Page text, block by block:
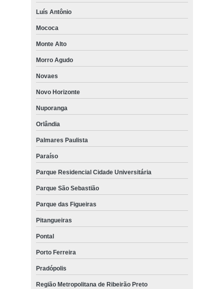
Luís Antônio
Mococa
Monte Alto
Morro Agudo
Novaes
Novo Horizonte
Nuporanga
Orlândia
Palmares Paulista
Paraíso
Parque Residencial Cidade Universitária
Parque São Sebastião
Parque das Figueiras
Pitangueiras
Pontal
Porto Ferreira
Pradópolis
Região Metropolitana de Ribeirão Preto